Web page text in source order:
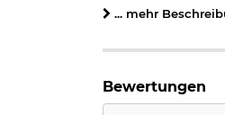
Dieser Akku ist als
einen Mini T-
Details
... mehr
Bewertungen